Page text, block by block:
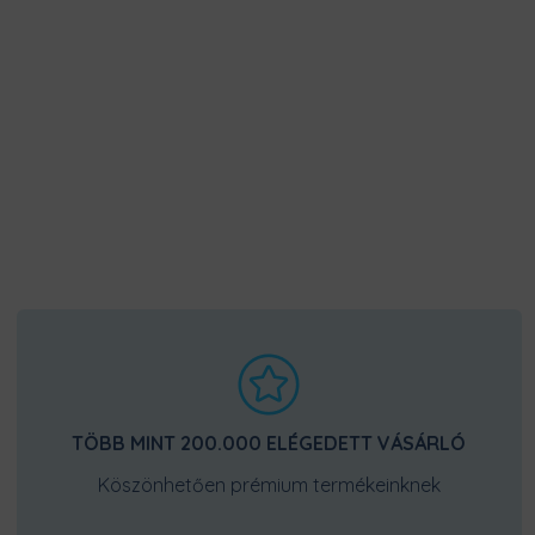
TÖBB MINT 200.000 ELÉGEDETT VÁSÁRLÓ
Köszönhetően prémium termékeinknek